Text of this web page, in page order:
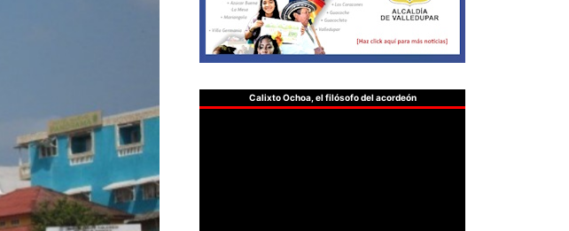
Calixto Ochoa, el filósofo del acordeón